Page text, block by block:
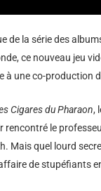
de la série des
ce nouveau jeu
à une co-production
Cigares du Pharaon,
le
Mais quel lourd
de stupéfiants